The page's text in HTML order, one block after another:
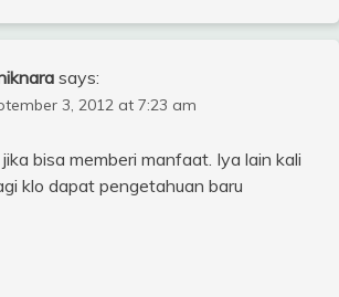
says:
3, 2012 at 7:23 am
bisa memberi manfaat. Iya lain kali
klo dapat pengetahuan baru